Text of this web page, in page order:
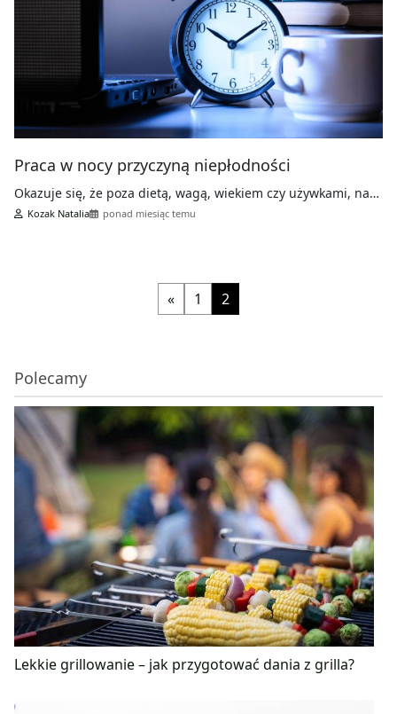
Praca w nocy przyczyną niepłodności
Okazuje się, że poza dietą, wagą, wiekiem czy używkami, na…
Kozak Natalia ponad miesiąc temu
« 1 2
Polecamy
Lekkie grillowanie – jak przygotować dania z grilla?